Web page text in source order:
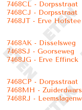
7468CL - Dorpsstraat
7468CJ - Dorpsstraat
7468JT - Erve Hofstee
7468AK - Disselsweg
7468SJ - Goorseweg
7468JG - Erve Effinck
7468CP - Dorpsstraat
7468MH -
7468RJ -